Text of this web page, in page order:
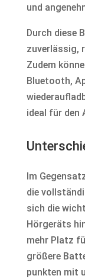
und
Durch diese
zuverlässig,
Zudem
Bluetooth,
ideal für den
Im
die
sich die
Hörgeräts
mehr Platz
größere
punkten mit